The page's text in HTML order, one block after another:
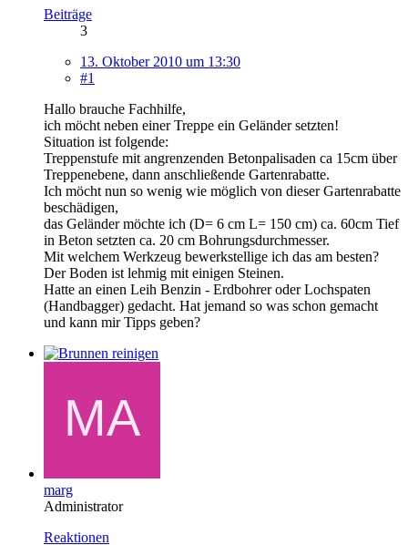
Beiträge
3
13. Oktober 2010 um 13:30
#1
Hallo brauche Fachhilfe,
ich möcht neben einer Treppe ein Geländer setzten!
Situation ist folgende:
Treppenstufe mit angrenzenden Betonpalisaden ca 15cm über
Treppenebene, dann anschließende Gartenrabatte.
Ich möcht nun so wenig wie möglich von dieser Gartenrabatte
beschädigen,
das Geländer möchte ich (D= 6 cm L= 150 cm) ca. 60cm Tief
in Beton setzten ca. 20 cm Bohrungsdurchmesser.
Mit welchem Werkzeug bewerkstellige ich das am besten?
Der Boden ist lehmig mit einigen Steinen.
Hatte an einen Leih Benzin - Erdbohrer oder Lochspaten
(Handbagger) gedacht. Hat jemand so was schon gemacht
und kann mir Tipps geben?
marg
Administrator
Reaktionen